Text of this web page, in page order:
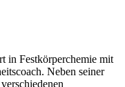
in Festkörperchemie mit
Neben seiner